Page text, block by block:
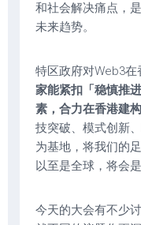
和社会解决痛点，
未来趋势。
特区政府对Web3在
家能紧扣「稳慎推
素，合力在香港建
技突破、模式创新
为基地，将我们的
以至是全球，将会
今天的大会有不少